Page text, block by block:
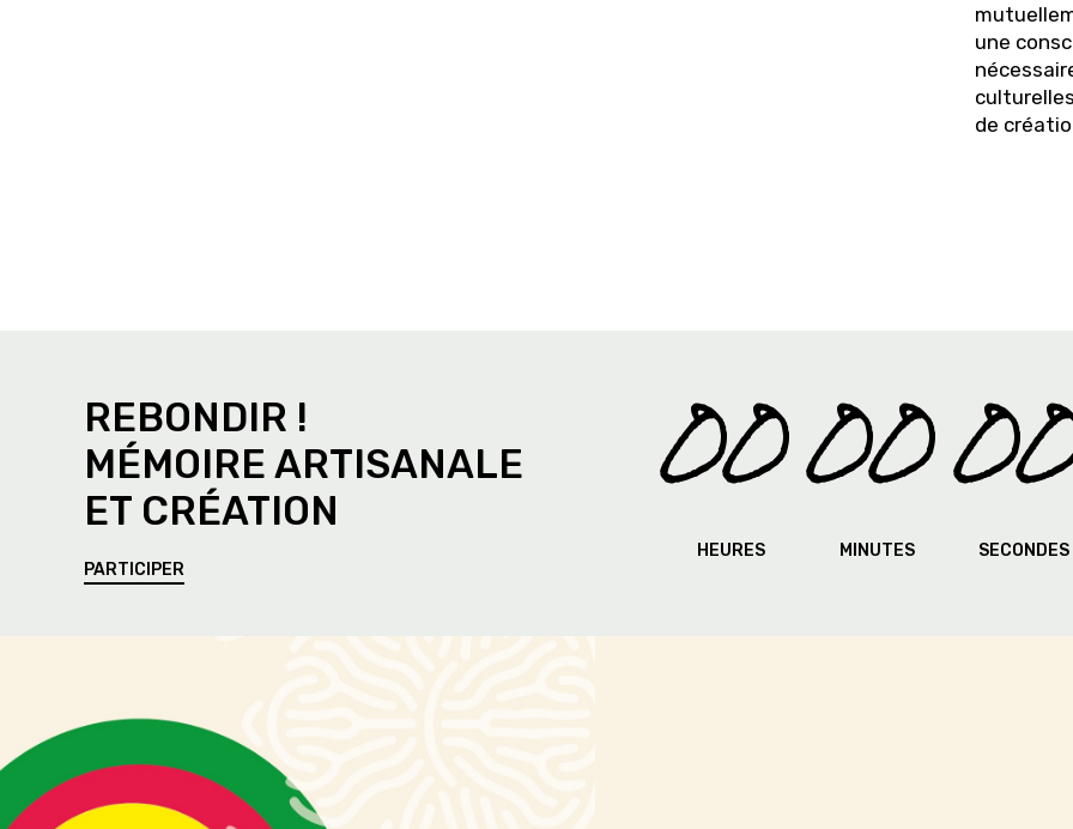
une
de
REBONDIR !
MÉMOIRE ARTISANALE
ET CRÉATION
PARTICIPER
00
HEURES
00
MINUTES SECONDES